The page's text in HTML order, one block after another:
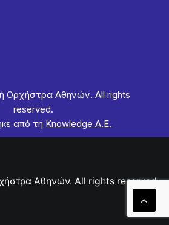
Ορχήστρα Αθηνών. All rights
reserved.
από τη Knowledge Α.Ε.
Αθηνών. All rights reserved